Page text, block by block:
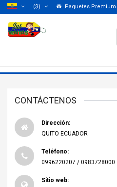
($) Paquetes Premium
CONTÁCTENOS
Dirección:
QUITO ECUADOR
Teléfono:
0996220207 / 0983728000
Sitio web: